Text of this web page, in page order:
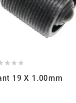
  
19 X 1.00mm